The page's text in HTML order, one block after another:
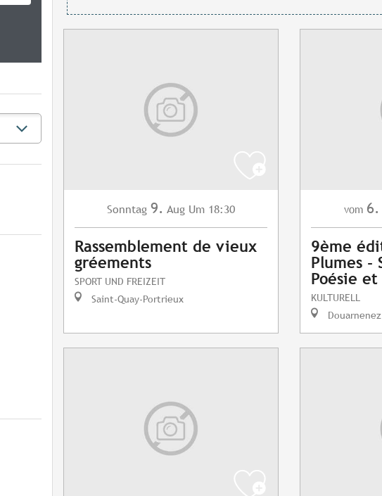
Sonntag 9. Aug Um 18:30
Rassemblement de vieux
gréements
SPORT UND FREIZEIT
Saint-Quay-Portrieux
vom 6.
9ème
Plumes -
Poésie
KULTURELL
Douarnenez